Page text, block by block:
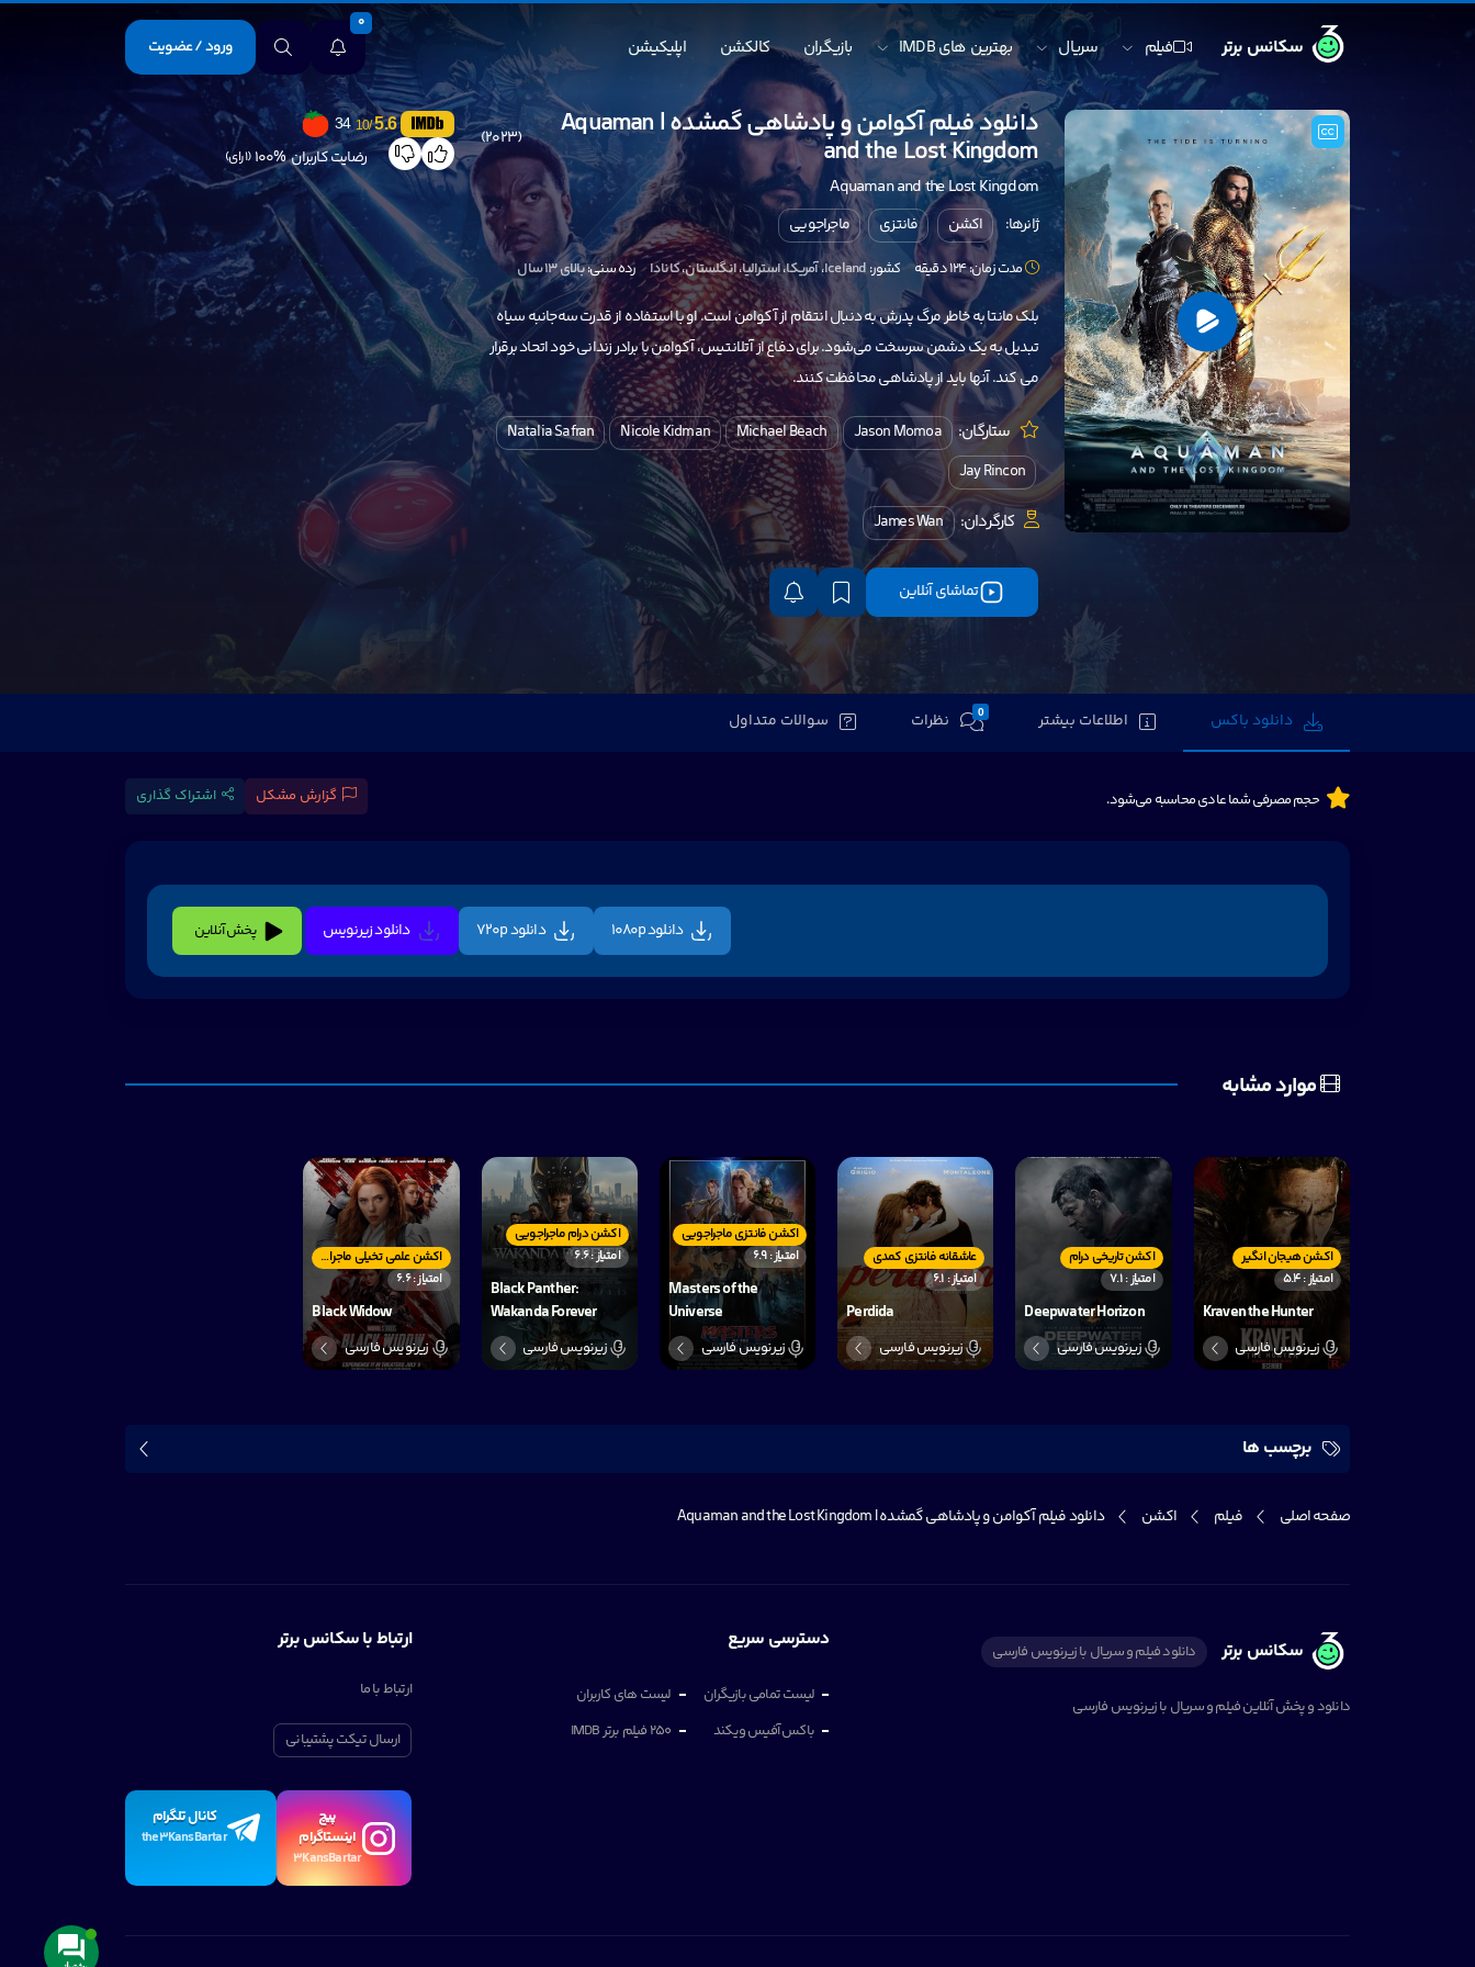
سکانس برتر فیلم سریال بهترین های IMDB بازیگران کالکشن اپلیکیشن
0
ورود / عضویت
دانلود فیلم آکوامن و پادشاهی گمشده | Aquaman
and the Lost Kingdom
(2023)
Aquaman and the Lost Kingdom
ژانرها: اکشن فانتزی ماجراجویی
مدت زمان: 124 دقیقه کشور: Iceland،آمریکا،استرالیا،انگلستان،کانادا رده سنی:بالای ۱۳ سال
بلک مانتا به خاطر مرگ پدرش به دنبال انتقام از آکوامن است. او با استفاده از قدرت سه‌جانبه سیاه
تبدیل به یک دشمن سرسخت می‌شود. برای دفاع از آتلانتیس، آکوامن با برادر زندانی خود اتحاد برقرار
می کند. آنها باید از پادشاهی محافظت کنند.
ستارگان: Jason Momoa
Michael Beach
Nicole Kidman
Natalia Safran
Jay Rincon
کارگردان: James Wan
تماشای آنلاین
5.6
/10
34
رضایت کاربران 100% (1 رای)
دانلود باکس اطلاعات بیشتر 0 نظرات سوالات متداول
حجم مصرفی شما عادی محاسبه می‌شود. گزارش مشکل اشتراک گذاری
دانلود 1080p دانلود 720p دانلود زیرنویس پخش آنلاین
موارد مشابه
اکشن هیجان انگیر
امتیاز : 5.4
Kraven the Hunter
زیرنویس فارسی
اکشن تاریخی درام
امتیاز : 7.1
Deepwater Horizon
زیرنویس فارسی
عاشقانه فانتزی کمدی
امتیاز : 6.1
Perdida
زیرنویس فارسی
اکشن فانتزی ماجراجویی
امتیاز : 6.9
Masters of the
Universe
زیرنویس فارسی
اکشن درام ماجراجویی
امتیاز : 6.6
Black Panther:
Wakanda Forever
زیرنویس فارسی
اکشن علمی تخیلی ماجراجویی
امتیاز : 6.6
Black Widow
زیرنویس فارسی
برچسب ها
صفحه اصلی فیلم اکشن دانلود فیلم آکوامن و پادشاهی گمشده | Aquaman and the Lost Kingdom
سکانس برتر دانلود فیلم و سریال با زیرنویس فارسی
دانلود و پخش آنلاین فیلم و سریال با زیرنویس فارسی
دسترسی سریع
لیست تمامی بازیگران
لیست های کاربران
باکس آفیس ویکند
250 فیلم برتر IMDB
ارتباط با سکانس برتر
ارتباط با ما
ارسال تیکت پشتیبانی
پیچ
اینستاگرام
3KansBartar
کانال تلگرام
the3KansBartar